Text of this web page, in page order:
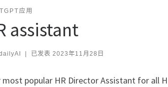
应用
assistant
已发表 2023年11月28日
most popular HR Director Assistant for all